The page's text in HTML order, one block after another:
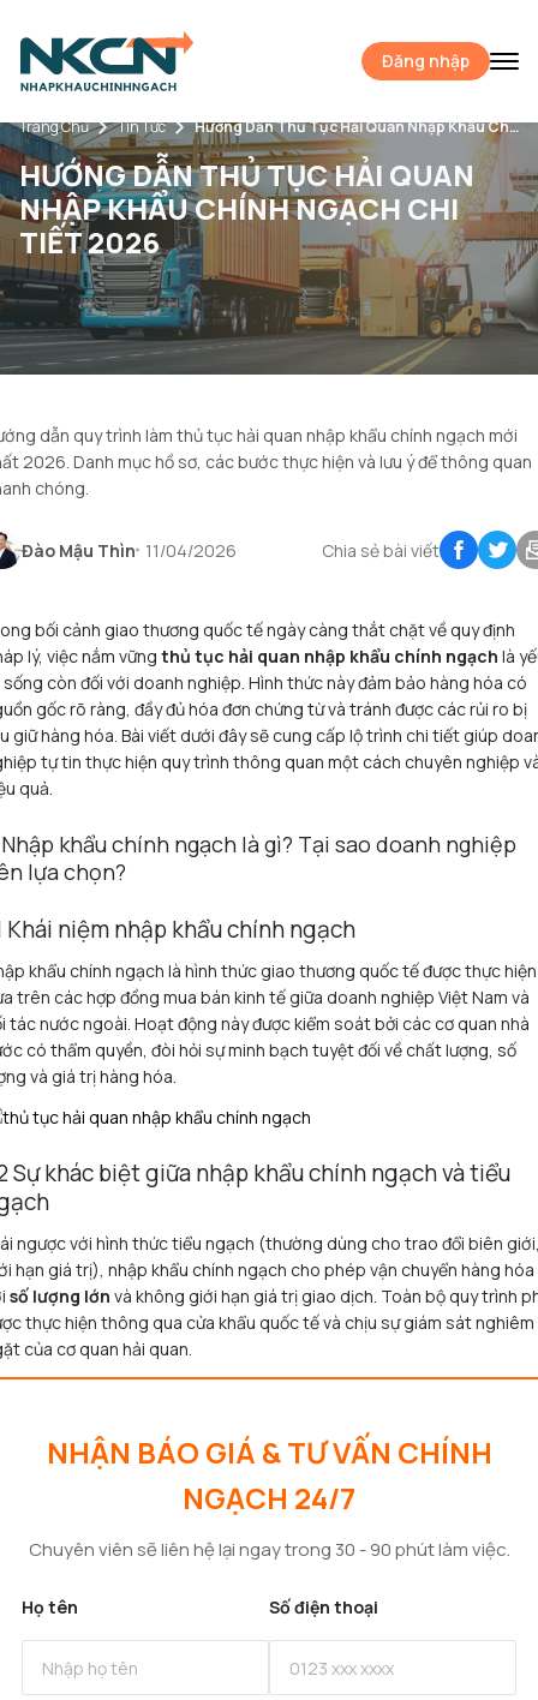
Đăng nhập
Trang Chủ Tin Tức Hướng Dẫn Thủ Tục Hải Quan Nhập Khẩu Chính Ngạch Chi Tiết 2026
HƯỚNG DẪN THỦ TỤC HẢI QUAN
NHẬP KHẨU CHÍNH NGẠCH CHI
TIẾT 2026
dẫn quy trình làm thủ tục hải quan nhập khẩu chính ngạch mới
2026. Danh mục hồ sơ, các bước thực hiện và lưu ý để thông quan
chóng.
Đào Mậu Thìn 11/04/2026 Chia sẻ bài viết
bối cảnh giao thương quốc tế ngày càng thắt chặt về quy định
lý, việc nắm vững thủ tục hải quan nhập khẩu chính ngạch là
còn đối với doanh nghiệp. Hình thức này đảm bảo hàng hóa có
gốc rõ ràng, đầy đủ hóa đơn chứng từ và tránh được các rủi ro bị
giữ hàng hóa. Bài viết dưới đây sẽ cung cấp lộ trình chi tiết giúp
tự tin thực hiện quy trình thông quan một cách chuyên nghiệp
quả.
Nhập khẩu chính ngạch là gì? Tại sao doanh nghiệp
lựa chọn?
Khái niệm nhập khẩu chính ngạch
khẩu chính ngạch là hình thức giao thương quốc tế được thực hiện
trên các hợp đồng mua bán kinh tế giữa doanh nghiệp Việt Nam và
tác nước ngoài. Hoạt động này được kiểm soát bởi các cơ quan nhà
có thẩm quyền, đòi hỏi sự minh bạch tuyệt đối về chất lượng, số
và giá trị hàng hóa.
Sự khác biệt giữa nhập khẩu chính ngạch và tiểu
ngược với hình thức tiểu ngạch (thường dùng cho trao đổi biên
hạn giá trị), nhập khẩu chính ngạch cho phép vận chuyển hàng hóa
số lượng lớn và không giới hạn giá trị giao dịch. Toàn bộ quy trình
thực hiện thông qua cửa khẩu quốc tế và chịu sự giám sát nghiêm
của cơ quan hải quan.
NHẬN BÁO GIÁ & TƯ VẤN CHÍNH
NGẠCH 24/7
Chuyên viên sẽ liên hệ lại ngay trong 30 - 90 phút làm việc.
Họ tên Số điện thoại